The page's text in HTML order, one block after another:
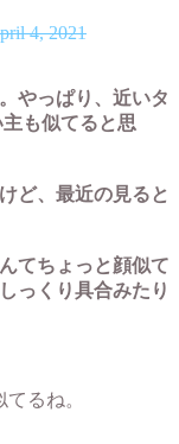
4, 2021
やっぱり、近いタ
も似てると思
ど、最近の見ると
てちょっと顔似て
っくり具合みたり
るね。